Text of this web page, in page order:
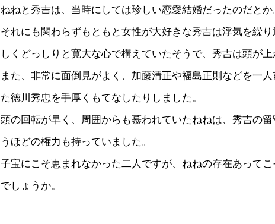
ねねと秀吉は、当時にしては珍しい恋愛結婚だったのだとか
それにも関わらずもともと女性が大好きな秀吉は浮気を繰
しくどっしりと寛大な心で構えていたそうで、秀吉は頭が上
また、非常に面倒見がよく、加藤清正や福島正則などを一
た徳川秀忠を手厚くもてなしたりしました。
頭の回転が早く、周囲からも慕われていたねねは、秀吉の
うほどの権力も持っていました。
子宝にこそ恵まれなかった二人ですが、ねねの存在あって
でしょうか。